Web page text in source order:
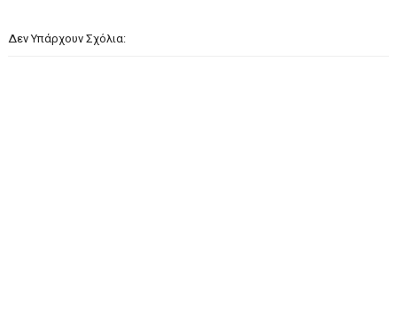
Δεν Υπάρχουν Σχόλια: